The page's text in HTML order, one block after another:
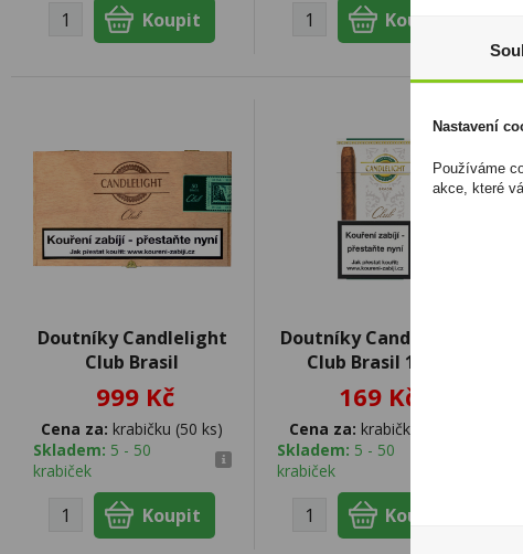
Doutníky Candlelight
Club Brasil
999 Kč
Cena za: krabičku (50 ks)
Skladem: 5 - 50
krabiček
Doutníky Candlelight
Club Brasil 10ks
169 Kč
Cena za: krabičku (1 ks)
Skladem: 5 - 50
krabiček
Nastavení
Používáme
akce, které